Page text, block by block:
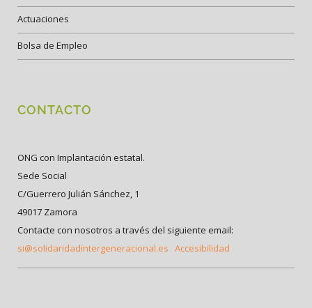
Actuaciones
Bolsa de Empleo
CONTACTO
ONG con Implantación estatal.
Sede Social
C/Guerrero Julián Sánchez, 1
49017 Zamora
Contacte con nosotros a través del siguiente email:
si@solidaridadintergeneracional.es Accesibilidad